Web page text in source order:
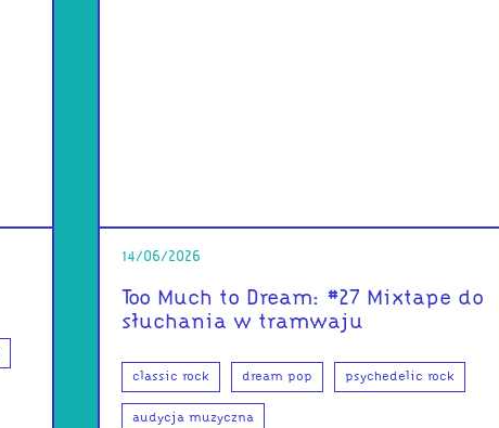
14/06/2026
Too Much to Dream: #27 Mixtape do
słuchania w tramwaju
classic rock dream pop psychedelic rock
audycja muzyczna